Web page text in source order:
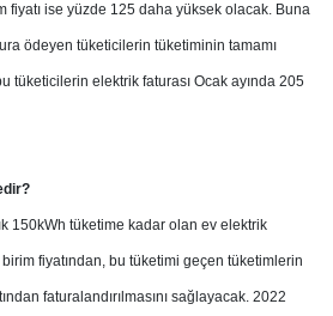
fiyatı ise yüzde 125 daha yüksek olacak. Buna
ödeyen tüketicilerin tüketiminin tamamı
tüketicilerin elektrik faturası Ocak ayında 205
150kWh tüketime kadar olan ev elektrik
fiyatından, bu tüketimi geçen tüketimlerin
faturalandırılmasını sağlayacak. 2022